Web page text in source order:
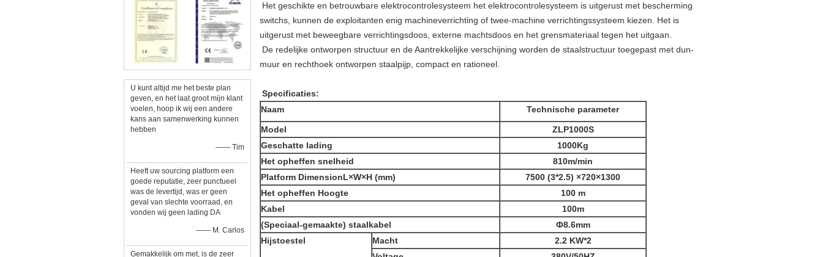
U kunt altijd me het beste plan
geven, en het laat groot mijn klant
voelen, hoop ik wij een andere
kans aan samenwerking kunnen
hebben
—— Tim
Heeft uw sourcing platform een
goede reputatie, zeer punctueel
was de levertijd, was er geen
geval van slechte voorraad, en
vonden wij geen lading DA
—— M. Carlos
Gemakkelijk om met, is de zeer
Het geschikte en betrouwbare elektrocontrolesysteem het elektrocontrolesysteem is uitgerust met bescherming
switchs, kunnen de exploitanten enig machineverrichting of twee-machine verrichtingssysteem kiezen. Het is
uitgerust met beweegbare verrichtingsdoos, externe machtsdoos en het grensmateriaal tegen het uitgaan.
De redelijke ontworpen structuur en de Aantrekkelijke verschijning worden de staalstructuur toegepast met dun-
muur en rechthoek ontworpen staalpijp, compact en rationeel.
Specificaties:
Naam
Technische parameter
Model
ZLP1000S
Geschatte lading
1000Kg
Het opheffen snelheid
810m/min
Platform DimensionL×W×H (mm)
7500 (3*2.5) ×720×1300
Het opheffen Hoogte
100 m
Kabel
100m
(Speciaal-gemaakte) staalkabel
Ф8.6mm
Hijstoestel
Macht
2.2 KW*2